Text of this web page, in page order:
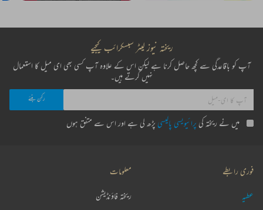
ریختہ نیوز لیٹر سبسکرائب کیجیے
آپ کو باقاعدگی سے کچھ حاصل کرنا ہے لیکن اس کے علاوہ آپ کسی بھی ای میل کا استعمال
نہیں کرتے ہیں۔
میں نے ریختہ کی پرائیویسی پالیسی پڑھ لی ہے اور اس سے متفق ہوں
فوری رابطے
عطیہ
معلومات
ریختہ فاؤنڈیشن